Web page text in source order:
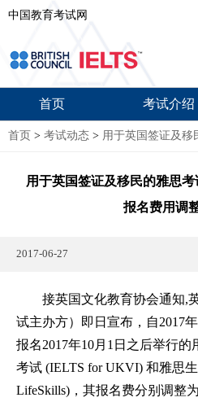
中国教育考试网
首页 考试介绍
首页 > 考试动态 > 用于英国签证及移
用于英国签证及移民的雅思
报名费用调
2017-06-27
接英国文化教育协会通知,
试主办方）即日宣布，自2017
报名2017年10月1日之后举行
考试 (IELTS for UKVI) 和雅思
LifeSkills)，其报名费分别调整